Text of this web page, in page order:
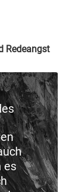
Redeangst
es